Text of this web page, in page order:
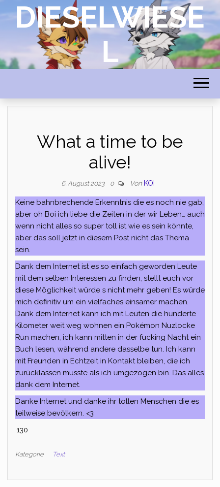
DIESELWIESE
L
What a time to be
alive!
6. August 2023 0 Von KOI
Keine bahnbrechende Erkenntnis die es noch nie gab,
aber oh Boi ich liebe die Zeiten in der wir Leben… auch
wenn nicht alles so super toll ist wie es sein könnte,
aber das soll jetzt in diesem Post nicht das Thema
sein.
Dank dem Internet ist es so einfach geworden Leute
mit dem selben Interessen zu finden, stellt euch vor
diese Möglichkeit würde s nicht mehr geben! Es würde
mich definitiv um ein vielfaches einsamer machen.
Dank dem Internet kann ich mit Leuten die hunderte
Kilometer weit weg wohnen ein Pokémon Nuzlocke
Run machen, ich kann mitten in der fucking Nacht ein
Buch lesen, während andere dasselbe tun. Ich kann
mit Freunden in Echtzeit in Kontakt bleiben, die ich
zurücklassen musste als ich umgezogen bin. Das alles
dank dem Internet.
Danke Internet und danke ihr tollen Menschen die es
teilweise bevölkern. <3
130
Kategorie Text